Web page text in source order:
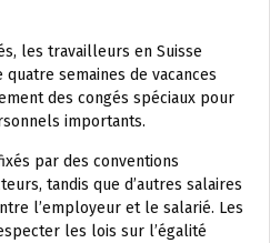
les travailleurs en Suisse
semaines de vacances
des congés spéciaux pour
importants.
par des conventions
tandis que d’autres salaires
l’employeur et le salarié. Les
les lois sur l’égalité